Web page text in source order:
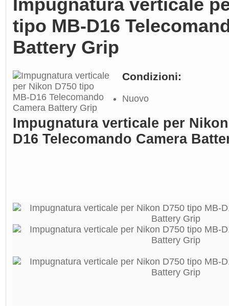
Impugnatura verticale
tipo MB-D16
Battery Grip
Condizioni:
Nuovo
Impugnatura verticale per
D16 Telecomando Camera